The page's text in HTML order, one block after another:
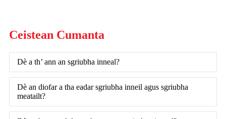
Ceistean Cumanta
Dè a th’ ann an sgriubha inneal?
Dè an diofar a tha eadar sgriubha inneil agus sgriubha
meatailt?